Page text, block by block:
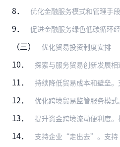
8． 优化金融服务模式和管理手段。鼓励金融机构支持在北京证券交易所（北交所）、全国中小
9． 促进金融服务绿色低碳循环经济发展。培育和丰富绿色金融体系。支持国内外绿色金融标
（三） 优化贸易投资制度安排
10． 探索与服务贸易创新发展相适应的规则体系。梳理调整与外商投资准入等负面清单不相适
11． 持续降低贸易成本和壁垒。支持北京建立贸易监管便利化工作联席会议机制。海关预裁定
12． 优化跨境贸易监管服务模式。允许符合条件的企业代理进口经安全风险评估的细胞与基因
13． 提升资金跨境流动便利度。探索优化资本项目下负面清单管理模式，缩减企业资本项目
14． 支持企业“走出去”。支持“一带一路”联合实验室建设，打造国家对外科技合作创新高级